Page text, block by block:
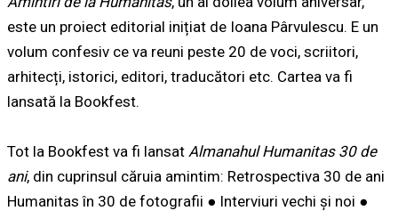
este un proiect editorial inițiat de Ioana Pârvulescu. E un
volum confesiv ce va reuni peste 20 de voci, scriitori,
arhitecți, istorici, editori, traducători etc. Cartea va fi
lansată la Bookfest.
Tot la Bookfest va fi lansat Almanahul Humanitas 30 de
ani, din cuprinsul căruia amintim: Retrospectiva 30 de ani
Humanitas în 30 de fotografii ● Interviuri vechi și noi ●